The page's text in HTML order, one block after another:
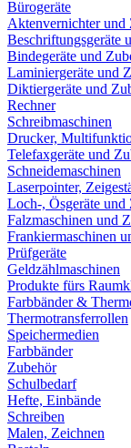
Bürogeräte
Aktenvernichter und
Beschriftungsgeräte
Bindegeräte und
Laminiergeräte und
Diktiergeräte und
Rechner
Schreibmaschinen
Drucker,
Telefaxgeräte und
Schneidemaschinen
Laserpointer,
Loch-, Ösgeräte und
Falzmaschinen und
Frankiermaschinen
Prüfgeräte
Geldzählmaschinen
Produkte fürs
Farbbänder &
Thermotransferrollen
Speichermedien
Farbbänder
Zubehör
Schulbedarf
Hefte, Einbände
Schreiben
Malen, Zeichnen